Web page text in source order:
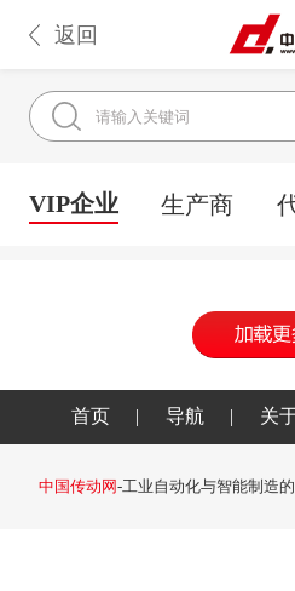
返回
VIP企业 生产商
首页 | 导航 | 关
中国传动网-工业自动化与智能制造